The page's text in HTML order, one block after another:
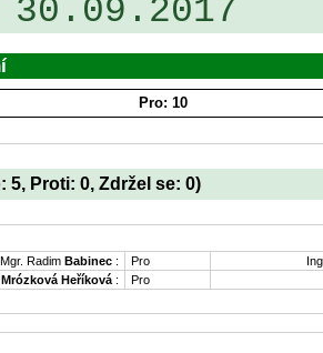
Pro: 10
5, Proti: 0, Zdržel se: 0)
Mgr. Radim Babinec : Pro
Mrózková Heříková : Pro